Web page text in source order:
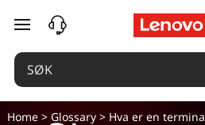
gå til hovedinnhold
Home> Glossary> Hva er en